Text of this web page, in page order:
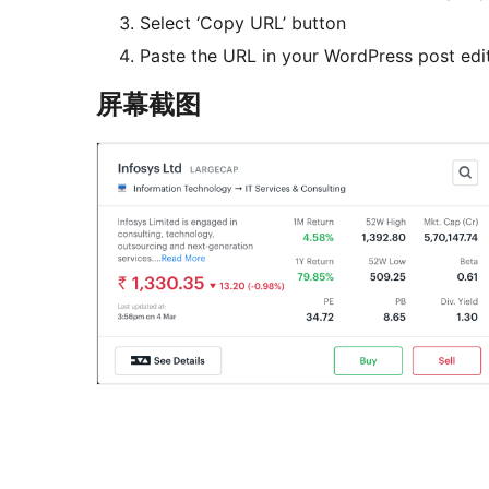
Select ‘Copy URL’ button
Paste the URL in your WordPress post
屏幕截图